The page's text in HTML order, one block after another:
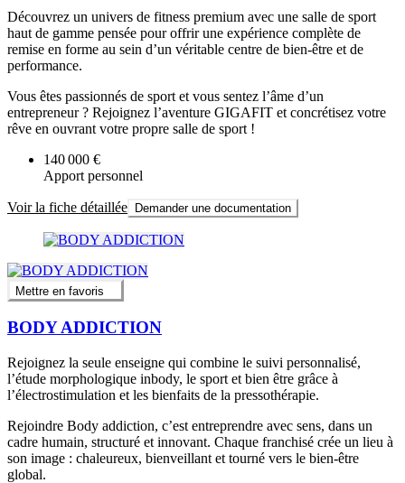
Découvrez un univers de fitness premium avec une salle de sport
haut de gamme pensée pour offrir une expérience complète de
remise en forme au sein d’un véritable centre de bien-être et de
performance.
Vous êtes passionnés de sport et vous sentez l’âme d’un
entrepreneur ? Rejoignez l’aventure GIGAFIT et concrétisez votre
rêve en ouvrant votre propre salle de sport !
140 000 €
Apport personnel
Voir la fiche détaillée Demander une documentation
Mettre en favoris
BODY ADDICTION
Rejoignez la seule enseigne qui combine le suivi personnalisé,
l’étude morphologique inbody, le sport et bien être grâce à
l’électrostimulation et les bienfaits de la pressothérapie.
Rejoindre Body addiction, c’est entreprendre avec sens, dans un
cadre humain, structuré et innovant. Chaque franchisé crée un lieu à
son image : chaleureux, bienveillant et tourné vers le bien-être
global.